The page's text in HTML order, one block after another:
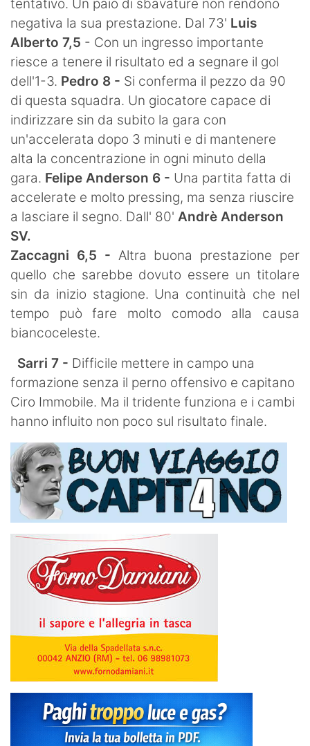
tentativo. Un paio di sbavature non rendono
negativa la sua prestazione. Dal 73' Luis
Alberto 7,5 - Con un ingresso importante
riesce a tenere il risultato ed a segnare il gol
dell'1-3. Pedro 8 - Si conferma il pezzo da 90
di questa squadra. Un giocatore capace di
indirizzare sin da subito la gara con
un'accelerata dopo 3 minuti e di mantenere
alta la concentrazione in ogni minuto della
gara. Felipe Anderson 6 - Una partita fatta di
accelerate e molto pressing, ma senza riuscire
a lasciare il segno. Dall' 80' Andrè Anderson
SV.
Zaccagni 6,5 - Altra buona prestazione per
quello che sarebbe dovuto essere un titolare
sin da inizio stagione. Una continuità che nel
tempo può fare molto comodo alla causa
biancoceleste.
Sarri 7 - Difficile mettere in campo una
formazione senza il perno offensivo e capitano
Ciro Immobile. Ma il tridente funziona e i cambi
hanno influito non poco sul risultato finale.